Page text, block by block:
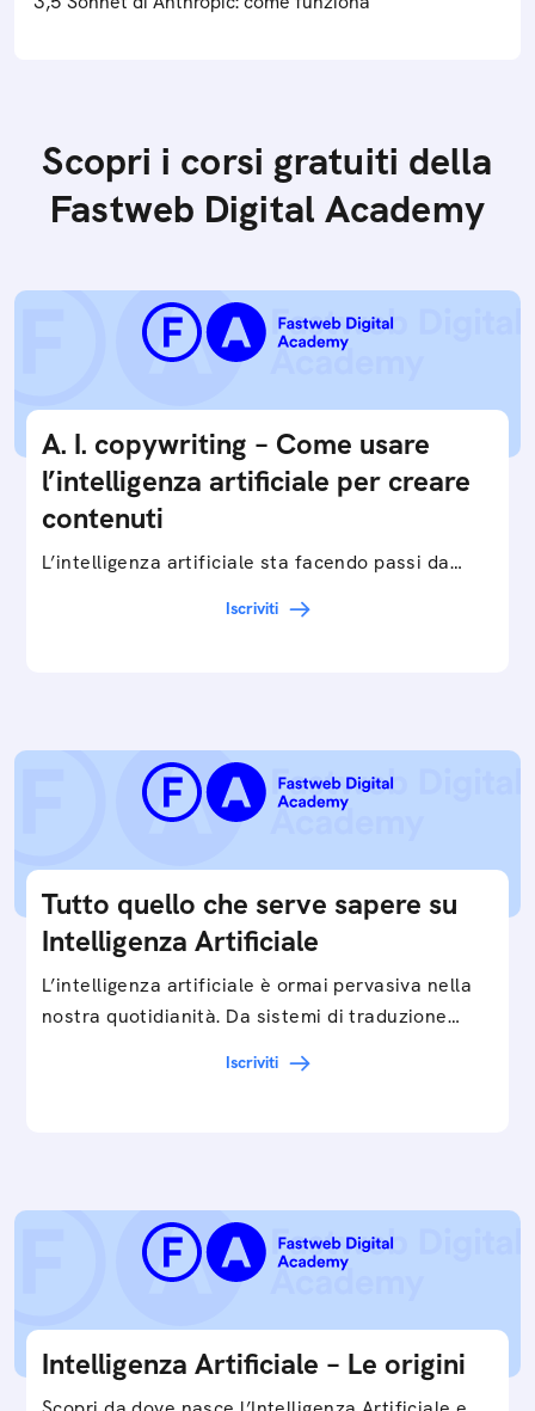
Scopri i corsi gratuiti della
Fastweb Digital Academy
A. I. copywriting – Come usare
l’intelligenza artificiale per creare
contenuti
L’intelligenza artificiale sta facendo passi da
interpretazione dei big data ai chatbot e virtual…
Iscriviti
Tutto quello che serve sapere su
Intelligenza Artificiale
L’intelligenza artificiale è ormai pervasiva nella
nostra quotidianità. Da sistemi di traduzione
Iscriviti
Intelligenza Artificiale – Le origini